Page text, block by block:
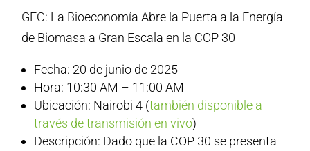
GFC: La Bioeconomía Abre la Puerta a la Energía
de Biomasa a Gran Escala en la COP 30
Fecha: 20 de junio de 2025
Hora: 10:30 AM – 11:00 AM
Ubicación: Nairobi 4 (también disponible a
través de transmisión en vivo)
Descripción: Dado que la COP 30 se presenta